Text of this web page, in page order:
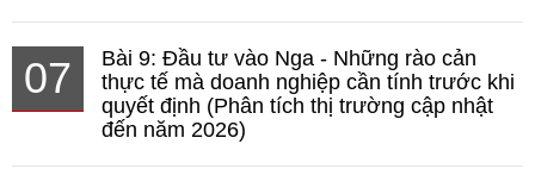
07
Bài 9: Đầu tư vào Nga - Những rào cản
thực tế mà doanh nghiệp cần tính trước khi
quyết định (Phân tích thị trường cập nhật
đến năm 2026)